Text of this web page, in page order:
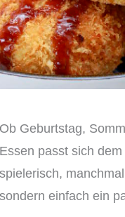
Ob Geburtstag,
Essen passt sich
spielerisch,
sondern einfach ein